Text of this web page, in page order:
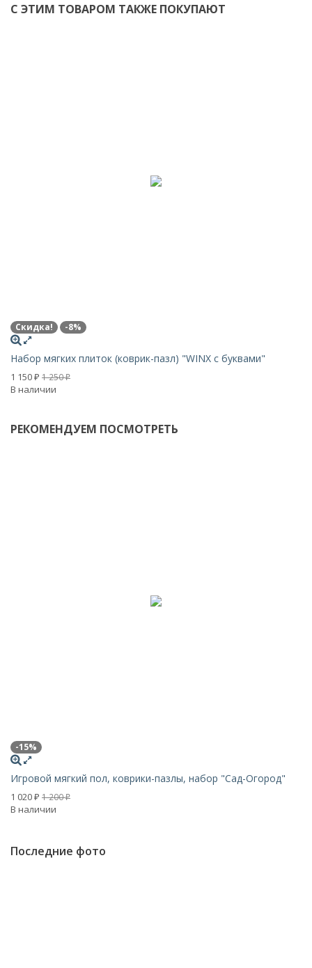
С ЭТИМ ТОВАРОМ ТАКЖЕ ПОКУПАЮТ
Скидка! -8%
Набор мягких плиток (коврик-пазл) "WINX с буквами"
1 150 ₽ 1 250₽
В наличии
РЕКОМЕНДУЕМ ПОСМОТРЕТЬ
-15%
Игровой мягкий пол, коврики-пазлы, набор "Сад-Огород"
1 020 ₽ 1 200₽
В наличии
Последние фото